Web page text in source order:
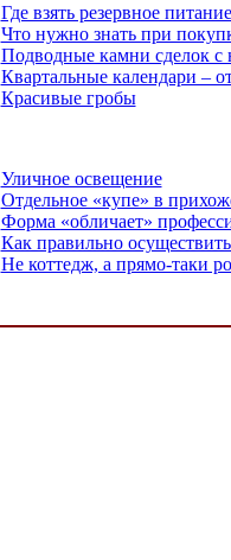
Где взять резервное
Что нужно знать при
Подводные камни сделок
Квартальные календари –
Красивые гробы
Уличное освещение
Отдельное «купе» в
Форма «обличает»
Как правильно
Не коттедж, а прямо-таки